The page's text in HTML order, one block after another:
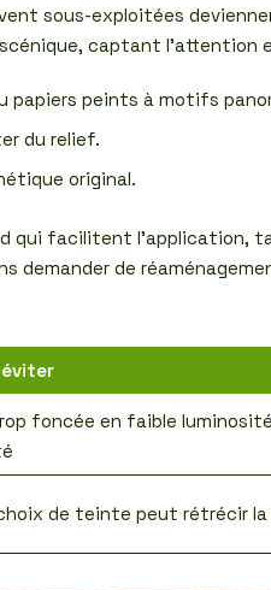
sous-exploitées
captant
papiers peints à motifs
du relief.
original.
facilitent l’application,
demander de
éviter
foncée en faible
de teinte peut rétrécir la